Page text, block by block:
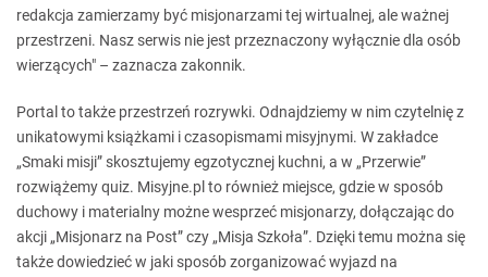
redakcja zamierzamy być misjonarzami tej wirtualnej, ale ważnej
przestrzeni. Nasz serwis nie jest przeznaczony wyłącznie dla osób
wierzących" – zaznacza zakonnik.
Portal to także przestrzeń rozrywki. Odnajdziemy w nim czytelnię z
unikatowymi książkami i czasopismami misyjnymi. W zakładce
„Smaki misji” skosztujemy egzotycznej kuchni, a w „Przerwie”
rozwiążemy quiz. Misyjne.pl to również miejsce, gdzie w sposób
duchowy i materialny możne wesprzeć misjonarzy, dołączając do
akcji „Misjonarz na Post” czy „Misja Szkoła”. Dzięki temu można się
także dowiedzieć w jaki sposób zorganizować wyjazd na